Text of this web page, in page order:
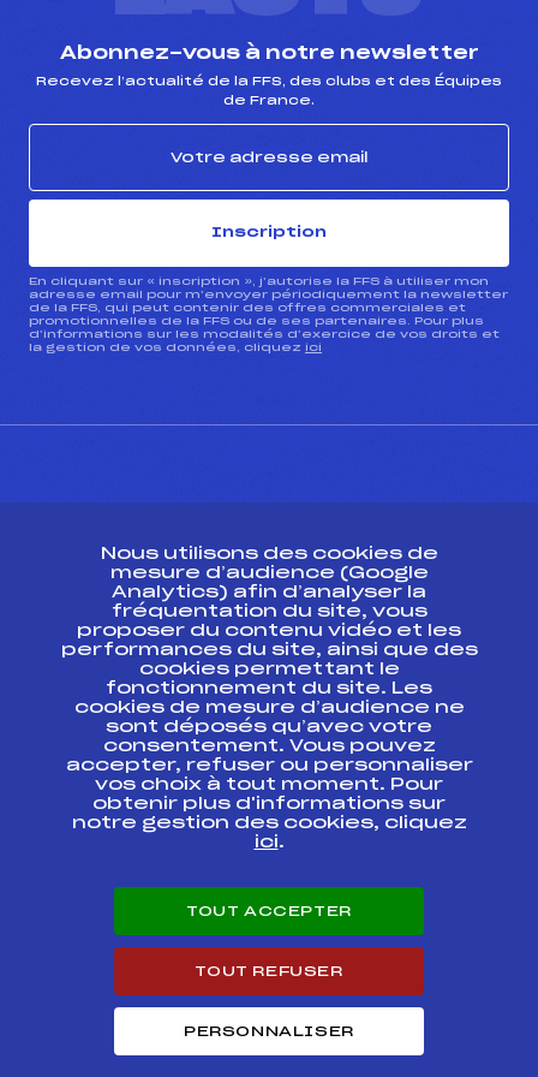
Abonnez-vous à notre newsletter
Recevez l’actualité de la FFS, des clubs et des Équipes
de France.
Inscription
En cliquant sur « inscription », j’autorise la FFS à utiliser mon
adresse email pour m’envoyer périodiquement la newsletter
de la FFS, qui peut contenir des offres commerciales et
promotionnelles de la FFS ou de ses partenaires. Pour plus
d’informations sur les modalités d’exercice de vos droits et
la gestion de vos données, cliquez ici
Ressources
Pass’Neige
Projet sportif fédéral
Projet de performance fédéral
Antidopage
Pôle Développement, Formation, Suivi
Scientifique
Listes ministérielles
Pôle vie de l’athlète
Enseignement professionnel
Carrières
Nous utilisons des cookies de
mesure d’audience (Google
Analytics) afin d’analyser la
fréquentation du site, vous
proposer du contenu vidéo et les
performances du site, ainsi que des
cookies permettant le
fonctionnement du site. Les
cookies de mesure d’audience ne
sont déposés qu’avec votre
consentement. Vous pouvez
accepter, refuser ou personnaliser
vos choix à tout moment. Pour
obtenir plus d'informations sur
notre gestion des cookies, cliquez
ici.
TOUT ACCEPTER
TOUT REFUSER
PERSONNALISER